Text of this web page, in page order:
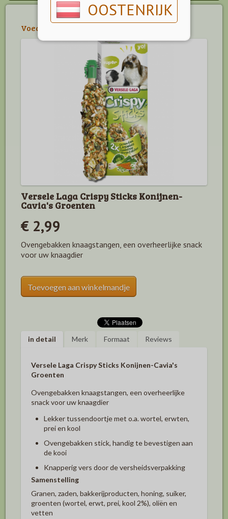
OOSTENRIJK
Voeding
Versele Laga Crispy Sticks Konijnen-
Cavia's Groenten
€ 2,99
Ovengebakken knaagstangen, een overheerlijke snack
voor uw knaagdier
Toevoegen aan winkelmandje
in detail Merk Formaat Reviews
Versele Laga Crispy Sticks Konijnen-Cavia's
Groenten
Ovengebakken knaagstangen, een overheerlijke
snack voor uw knaagdier
Lekker tussendoortje met o.a. wortel, erwten,
prei en kool
Ovengebakken stick, handig te bevestigen aan
de kooi
Knapperig vers door de versheidsverpakking
Samenstelling
Granen, zaden, bakkerijproducten, honing, suiker,
groenten (wortel, erwt, prei, kool 2%), oliën en
vetten